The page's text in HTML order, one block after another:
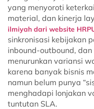
yang menyoroti
material, dan kinerja
ilmiyah dari website
sinkronisasi kebijakan
inbound-outbound,
menurunkan variansi
karena banyak bisnis
namun belum punya
menghadapi lonjakan
tuntutan SLA.